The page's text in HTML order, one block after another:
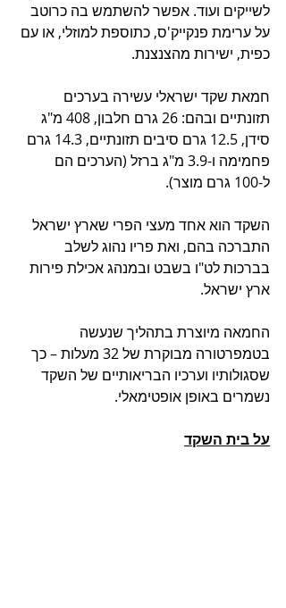
לשייקים ועוד. אפשר להשתמש בה כרוטב
על ערימת פנקייק'ס, כתוספת למוזלי, או עם
כפית, ישירות מהצנצנת.
חמאת שקד ישראלי עשירה בערכים
תזונתיים ובהם: 26 גרם חלבון, 408 מ"ג
סידן, 12.5 גרם סיבים תזונתיים, 14.3 גרם
פחמימה ו-3.9 מ"ג ברזל (הערכים הם
ל-100 גרם מוצר).
השקד הוא אחד מעצי הפרי שארץ ישראל
התברכה בהם, ואת פריו נהוג לשלב
בברכות לט"ו בשבט ובמנהג אכילת פירות
ארץ ישראל.
החמאה מיוצרת בתהליך שנעשה
בטמפרטורה מבוקרת של 32 מעלות – כך
שסגולותיו וערכיו הבריאותיים של השקד
נשמרים באופן אופטימאלי.
על בית השקד